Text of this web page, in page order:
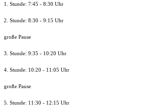
1. Stunde: 7:45 - 8:30 Uhr
2. Stunde: 8:30 - 9:15 Uhr
große Pause
3. Stunde: 9:35 - 10:20 Uhr
4. Stunde: 10:20 - 11:05 Uhr
große Pause
5. Stunde: 11:30 - 12:15 Uhr